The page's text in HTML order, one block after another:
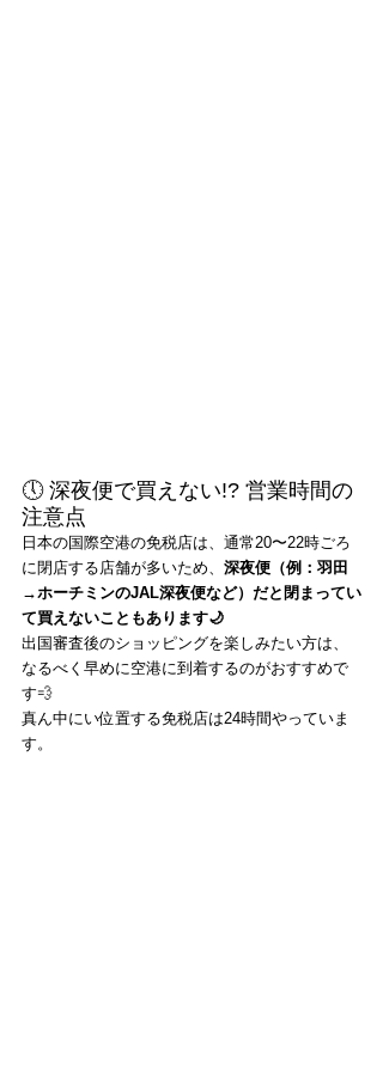
🕔 深夜便で買えない!? 営業時間の
注意点
日本の国際空港の免税店は、通常20〜22時ごろ
に閉店する店舗が多いため、 深夜便（例：羽田
→ホーチミンのJAL深夜便など）だと閉まってい
て買えないこともあります🌙
出国審査後のショッピングを楽しみたい方は、
なるべく早めに空港に到着するのがおすすめで
す💨
真ん中にい位置する免税店は24時間やっていま
す。